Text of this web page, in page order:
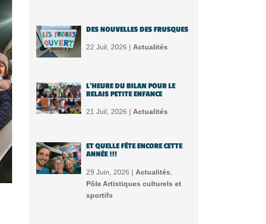
DES NOUVELLES DES FRUSQUES
22 Juil, 2026 | Actualités
L’HEURE DU BILAN POUR LE
RELAIS PETITE ENFANCE
21 Juil, 2026 | Actualités
ET QUELLE FÊTE ENCORE CETTE
ANNÉE !!!
29 Juin, 2026 | Actualités
Pôle Artistiques culturels et
sportifs